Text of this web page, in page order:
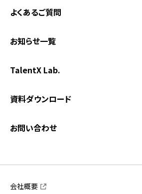
よくあるご質問
お知らせ一覧
TalentX Lab.
資料ダウンロード
お問い合わせ
会社概要